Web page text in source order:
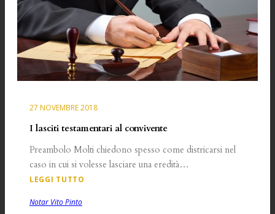
27 NOVEMBRE 2018
I lasciti testamentari al convivente
Preambolo Molti chiedono spesso come districarsi nel
caso in cui si volesse lasciare una eredità…
LEGGI TUTTO
Notar Vito Pinto